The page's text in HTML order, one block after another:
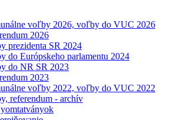
voľby 2026, voľby do VUC 2026
2026
prezidenta SR 2024
do Európskeho parlamentu 2024
do NR SR 2023
2023
voľby 2022, voľby do VUC 2022
referendum - archív